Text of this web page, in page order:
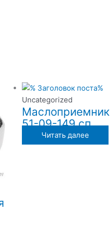
Uncategorized
Маслоприемник
51-09-149 сп
Читать далее